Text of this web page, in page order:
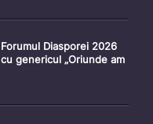
Forumul Diasporei 2026
cu genericul „Oriunde am